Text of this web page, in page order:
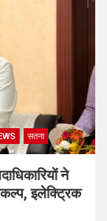
सतना
ने
इलेक्ट्रिक